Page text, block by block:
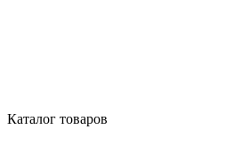
Каталог товаров